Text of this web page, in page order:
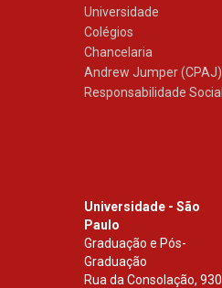
Universidade
Colégios
Chancelaria
Andrew Jumper (CPAJ)
Responsabilidade Social
Universidade - São
Paulo
Graduação e Pós-
Graduação
Rua da Consolação, 930